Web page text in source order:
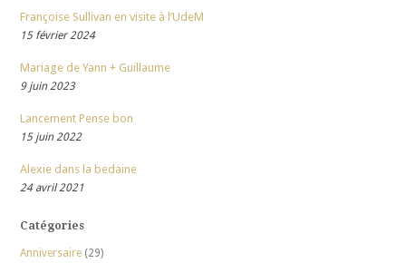
Françoise Sullivan en visite à l’UdeM
15 février 2024
Mariage de Yann + Guillaume
9 juin 2023
Lancement Pense bon
15 juin 2022
Alexie dans la bedaine
24 avril 2021
Catégories
Anniversaire(29)